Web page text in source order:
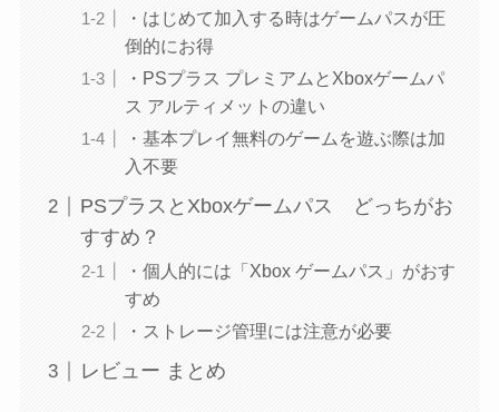
・はじめて加入する時はゲームパスが圧
倒的にお得
・PSプラス プレミアムとXboxゲームパ
ス アルティメットの違い
・基本プレイ無料のゲームを遊ぶ際は加
入不要
PSプラスとXboxゲームパス どっちがお
すすめ？
・個人的には「Xbox ゲームパス」がおす
すめ
・ストレージ管理には注意が必要
レビュー まとめ